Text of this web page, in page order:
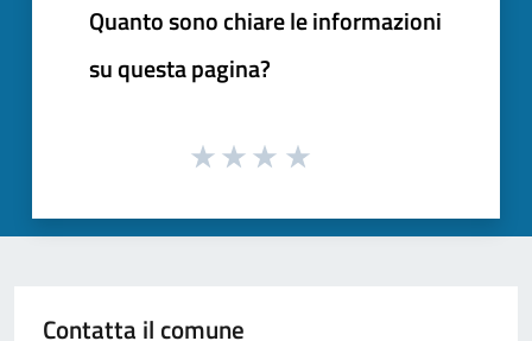
Quanto sono chiare le informazioni
su questa pagina?
Contatta il comune